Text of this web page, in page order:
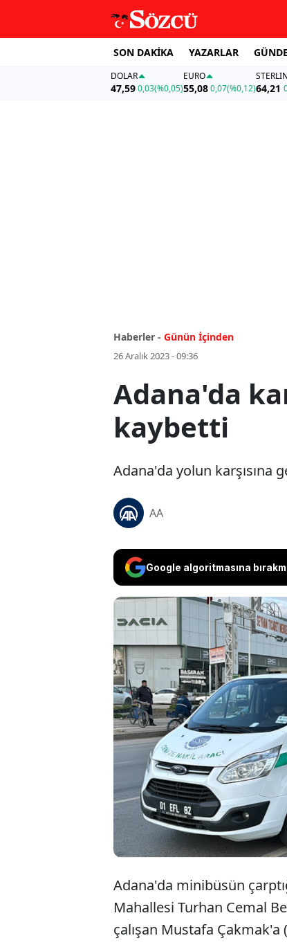
SON DAKİKA YAZARLAR
DOLAR
47,590,03(%0,05)
EURO
55,08 0,07(%0,12)
STERLIN
64,21
Haberler - Günün İçinden
26 Aralık 2023 - 09:36
Adana'da
kaybetti
Adana'da yolun karşısına
AA
Google algoritmasına
Adana'da minibüsün
Mahallesi Turhan Cemal
çalışan Mustafa